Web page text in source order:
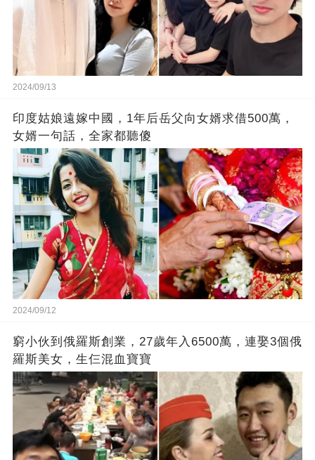
2024/09/13
印度姑娘遠嫁中國，1年后岳父向女婿求借500萬，
女婿一句話，全家都聽傻
2024/09/12
窮小伙到俄羅斯創業，27歲年入6500萬，連娶3個俄
羅斯美女，生仨混血寶寶